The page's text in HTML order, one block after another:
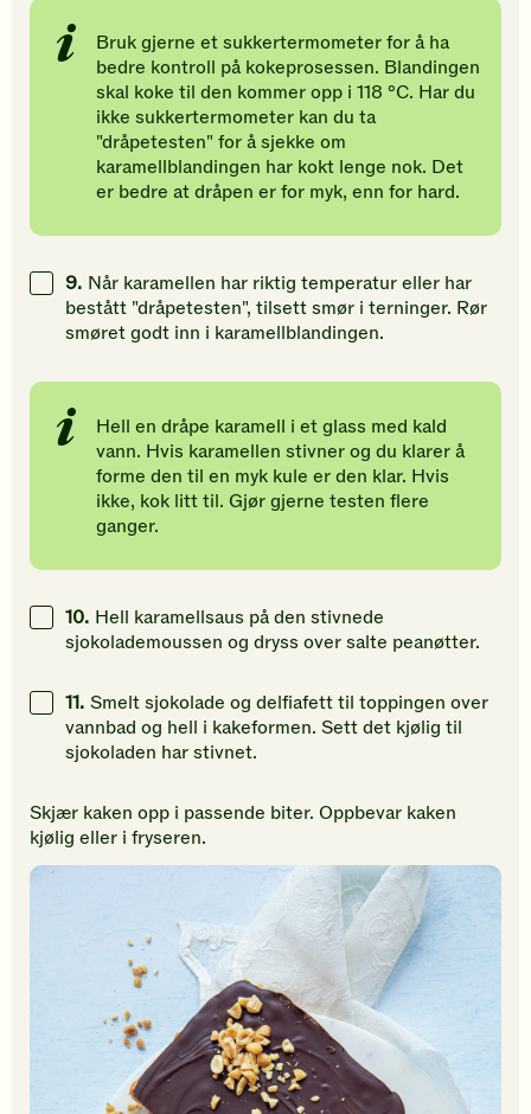
Bruk gjerne et sukkertermometer for å ha
bedre kontroll på kokeprosessen. Blandingen
skal koke til den kommer opp i 118 °C. Har du
ikke sukkertermometer kan du ta
"dråpetesten" for å sjekke om
karamellblandingen har kokt lenge nok. Det
er bedre at dråpen er for myk, enn for hard.
9. Når karamellen har riktig temperatur eller har
bestått "dråpetesten", tilsett smør i terninger. Rør
smøret godt inn i karamellblandingen.
Hell en dråpe karamell i et glass med kald
vann. Hvis karamellen stivner og du klarer å
forme den til en myk kule er den klar. Hvis
ikke, kok litt til. Gjør gjerne testen flere
ganger.
10. Hell karamellsaus på den stivnede
sjokolademoussen og dryss over salte peanøtter.
11. Smelt sjokolade og delfiafett til toppingen over
vannbad og hell i kakeformen. Sett det kjølig til
sjokoladen har stivnet.
Skjær kaken opp i passende biter. Oppbevar kaken
kjølig eller i fryseren.